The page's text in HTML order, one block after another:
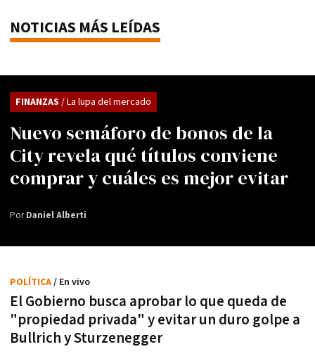
NOTICIAS MÁS LEÍDAS
Nuevo semáforo de bonos de la
City revela qué títulos conviene
comprar y cuáles es mejor evitar
FINANZAS / La lupa del mercado
PorDaniel Alberti
El Gobierno busca aprobar lo que queda de
"propiedad privada" y evitar un duro golpe a
Bullrich y Sturzenegger
POLÍTICA/ En vivo